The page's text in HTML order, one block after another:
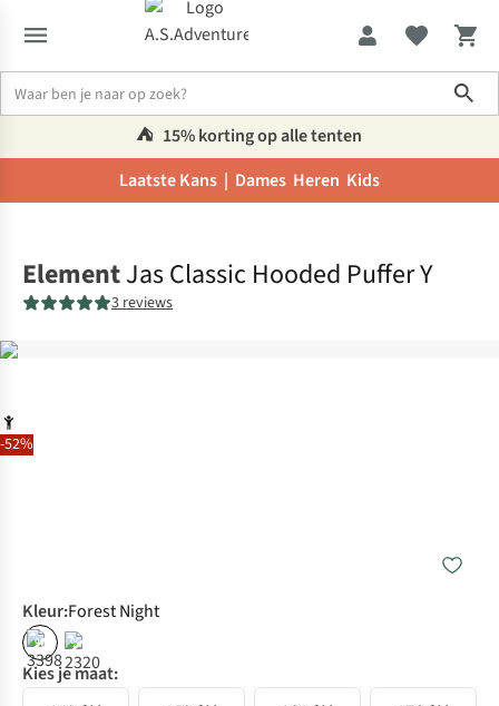
⛺️ 15% korting op alle tenten
Laatste Kans | Dames Heren Kids
-52%
ElementJas Classic Hooded Puffer Y
3 reviews
Kleur:Forest Night
% %
Kies je maat: